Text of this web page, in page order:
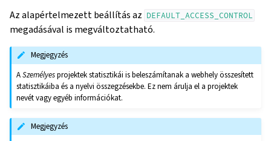
Az alapértelmezett beállítás az DEFAULT_ACCESS_CONTROL
megadásával is megváltoztatható.
Megjegyzés
ASzemélyesprojektek statisztikái is beleszámítanak a webhely összesített
statisztikáiba és a nyelvi összegzésekbe. Ez nem árulja el a projektek
nevét vagy egyéb információkat.
Megjegyzés